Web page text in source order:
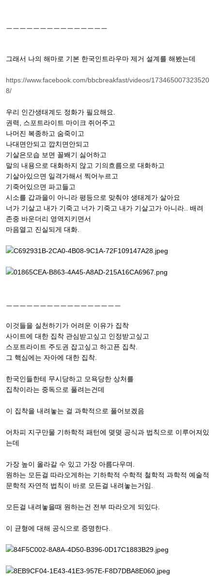
ㅡㅡㅡㅡㅡㅡㅡㅡㅡㅡㅡㅡㅡㅡㅡ
그래서 나의 해마로 기본 한국인트라우마 제거 설계를 해봤는데
https://www.facebook.com/bbcbreakfast/videos/173465007323520
8/
우리 인간생태계도 정화가 필요해요.
권력, 스포트라이트 마이크 쥐어주고
나머진 복종하고 숨죽이고
나대면안되고 깝치면안되고
기살은모습 보면 꼴봬기 싫어하고
말의 내용으로 대화하지 않고 기의흐름으로 대화하고
기살아있으면 일격가해서 찍어누르고
기죽어있으면 파고들고
시소를 갑과을이 아니라 평등으로 맞춰야 생태계가 살아요
너가 기살고 내가 기죽고 너가 기죽고 내가 기살고가 아니라.. 배려
존중 바운더리 영역지키면서
마음열고 진실되게 대화.
ㅡㅡㅡㅡㅡㅡㅡㅡㅡㅡㅡㅡㅡㅡㅡㅡㅡ
이것들을 실천하기가 어려운 이유가 집착
사이트에 대한 집착 관심받고싶고 인정받고싶고
스포트라이트 주도권 잡고싶고 하고픈 집착.
그 핵심에는 자아에 대한 집착.
한국인들한테 무시당하고 모욕당한 상처를
집착이라는 중독으로 풀려는건데
이 집착을 내려놓는 걸 과학적으로 풀어보겠음
어차피 지구만물 기하학적 패턴에 몆몆 공식과 법칙으로 이루어져있
는데
가장 높이 올라갈 수 있고 가장 아름다우며.
원하는 모든걸 따라오게하는 기하학적 수학적 철학적 과학적 예술적
문학적 자연적 법칙이 바로 모든걸 내려놓는거임.
모든걸 내려놓을때 원하는건 전부 따라오게 되있다.
이 균형에 대해 공식으로 증명한다.